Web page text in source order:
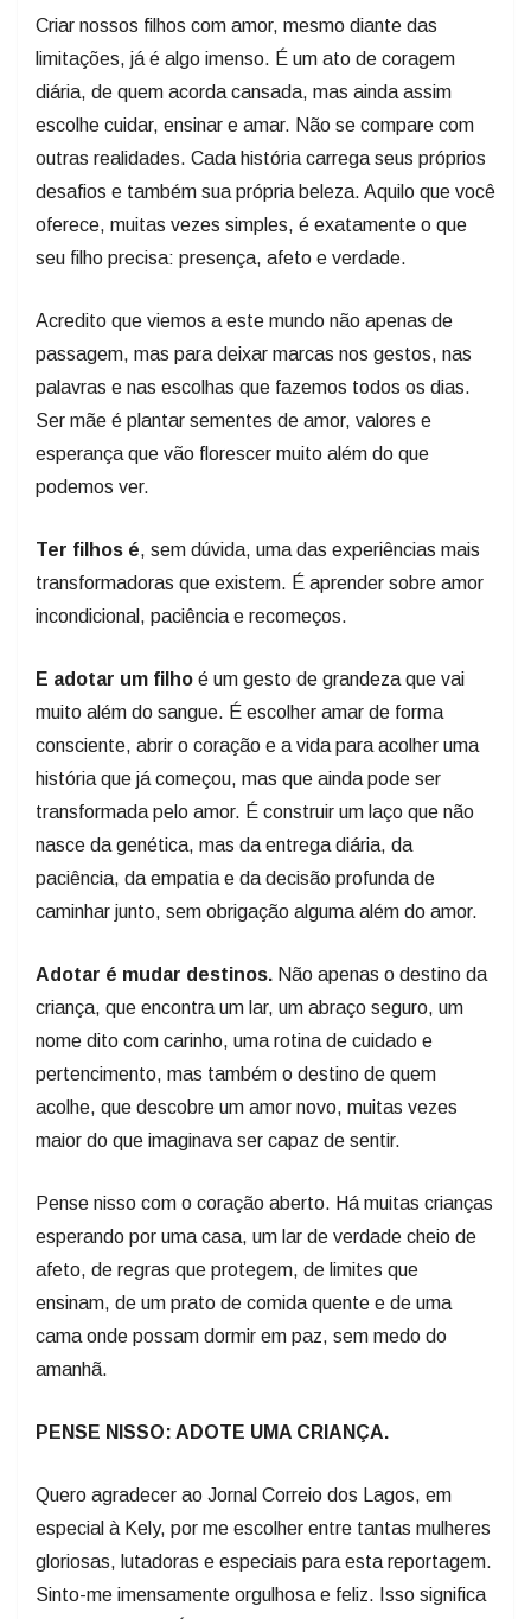
Criar nossos filhos com amor, mesmo diante das
limitações, já é algo imenso. É um ato de coragem
diária, de quem acorda cansada, mas ainda assim
escolhe cuidar, ensinar e amar. Não se compare com
outras realidades. Cada história carrega seus próprios
desafios e também sua própria beleza. Aquilo que você
oferece, muitas vezes simples, é exatamente o que
seu filho precisa: presença, afeto e verdade.
Acredito que viemos a este mundo não apenas de
passagem, mas para deixar marcas nos gestos, nas
palavras e nas escolhas que fazemos todos os dias.
Ser mãe é plantar sementes de amor, valores e
esperança que vão florescer muito além do que
podemos ver.
Ter filhos é, sem dúvida, uma das experiências mais
transformadoras que existem. É aprender sobre amor
incondicional, paciência e recomeços.
E adotar um filho é um gesto de grandeza que vai
muito além do sangue. É escolher amar de forma
consciente, abrir o coração e a vida para acolher uma
história que já começou, mas que ainda pode ser
transformada pelo amor. É construir um laço que não
nasce da genética, mas da entrega diária, da
paciência, da empatia e da decisão profunda de
caminhar junto, sem obrigação alguma além do amor.
Adotar é mudar destinos. Não apenas o destino da
criança, que encontra um lar, um abraço seguro, um
nome dito com carinho, uma rotina de cuidado e
pertencimento, mas também o destino de quem
acolhe, que descobre um amor novo, muitas vezes
maior do que imaginava ser capaz de sentir.
Pense nisso com o coração aberto. Há muitas crianças
esperando por uma casa, um lar de verdade cheio de
afeto, de regras que protegem, de limites que
ensinam, de um prato de comida quente e de uma
cama onde possam dormir em paz, sem medo do
amanhã.
PENSE NISSO: ADOTE UMA CRIANÇA.
Quero agradecer ao Jornal Correio dos Lagos, em
especial à Kely, por me escolher entre tantas mulheres
gloriosas, lutadoras e especiais para esta reportagem.
Sinto-me imensamente orgulhosa e feliz. Isso significa